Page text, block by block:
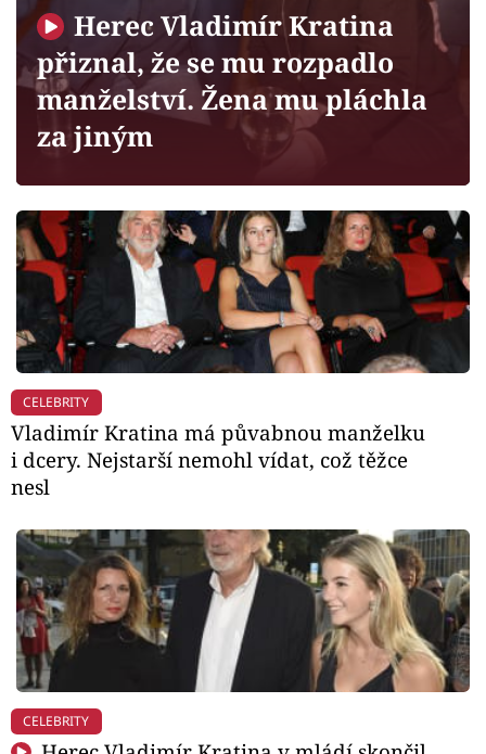
Sledujte prima+
Filmový festival Karlovy Vary
Mámy sobě
Přihlášení
Sledujte nás
Herec Vladimír Kratina
přiznal, že se mu rozpadlo
manželství. Žena mu pláchla
za jiným
CELEBRITY
Vladimír Kratina má půvabnou manželku
i dcery. Nejstarší nemohl vídat, což těžce
nesl
CELEBRITY